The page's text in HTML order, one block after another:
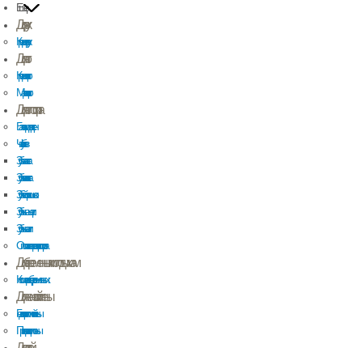
Еще
Для рук
Крем для рук
Для ног
Крем для ног
Маски для ног
Для полости рта
Бальзам для десен
Чистка зубов
Зубная паста
Зубная гель паста
Зубной порошок
Зубные щетки
Зубные нити
Ополаскиватель для полости рта
Для беременных и молодых мам
Косметика для беременных
Для женской гигиены
Гель для интимной гигиены
Прокладки и тампоны